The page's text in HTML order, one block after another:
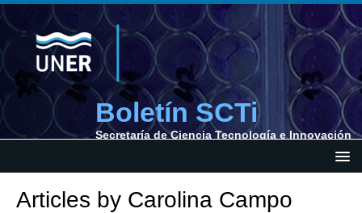
Boletín SCTi
Secretaría de Ciencia Tecnología e Innovación
Articles by Carolina Campo